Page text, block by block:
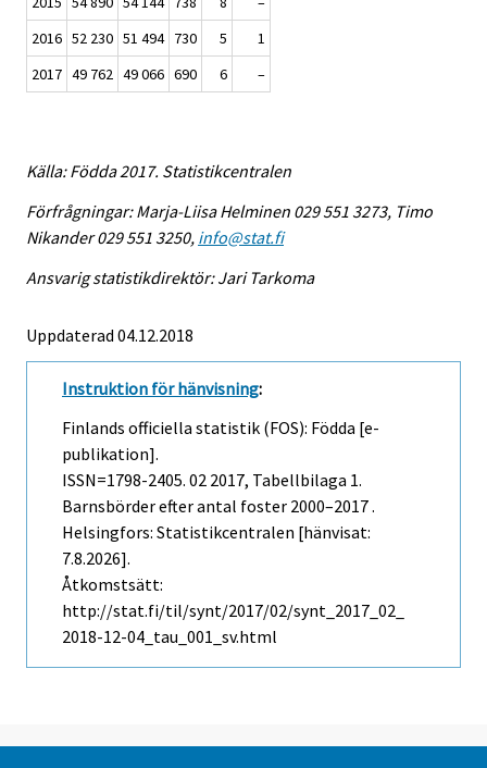
2016 52 230 51 494 730 5
1
2017 49 762 49 066 690 6 –
Källa: Födda 2017. Statistikcentralen
Förfrågningar: Marja-Liisa Helminen 029 551 3273, Timo
Nikander 029 551 3250, info@stat.fi
Ansvarig statistikdirektör: Jari Tarkoma
Uppdaterad 04.12.2018
Instruktion för hänvisning:
Finlands officiella statistik (FOS): Födda [e-
publikation].
ISSN=1798-2405. 02 2017, Tabellbilaga 1.
Barnsbörder efter antal foster 2000–2017 .
Helsingfors: Statistikcentralen [hänvisat:
7.8.2026].
Åtkomstsätt:
http://stat.fi/til/synt/2017/02/synt_2017_02_
2018-12-04_tau_001_sv.html